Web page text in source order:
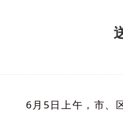
6月5日上午，市、